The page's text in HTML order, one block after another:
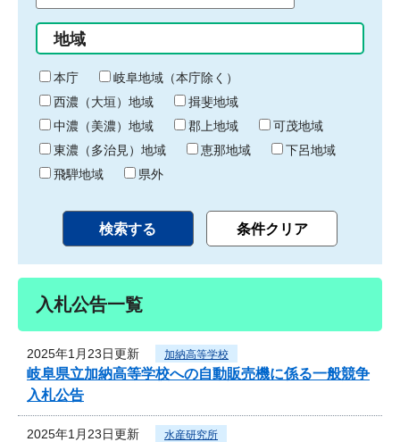
始
り
間
終
わ
り
地域
本庁
岐阜地域（本庁除く）
西濃（大垣）地域
揖斐地域
中濃（美濃）地域
郡上地域
可茂地域
東濃（多治見）地域
恵那地域
下呂地域
飛騨地域
県外
入札公告一覧
2025年1月23日更新 加納高等学校
岐阜県立加納高等学校への自動販売機に係る一般競争
入札公告
2025年1月23日更新 水産研究所